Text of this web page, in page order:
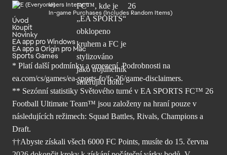
Users Interact
In-game Purchases (Includes Random Items)
Úvod
Koupit
Novinky
EA app pro Windows
EA app a Origin pro Mac
Sports Games
* Platí další podmínky a omezení. Podrobnosti na
ea.com/cs/games/ea-sports-fc/fc-26/game-disclaimers.
** Sezónní statistiky Světového turné v EA SPORTS FC™ 26
Football Ultimate Team™ jsou založeny na hraní pouze v
následujících režimech: Squad Battles, Rivals, Champions a
Draft.
††Abyste získali všech 6000 FC Points, musíte do 15. června